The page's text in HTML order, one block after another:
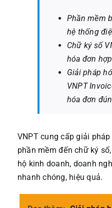
Phần mềm
hệ thống
Chữ ký số
hóa đơn
Giải pháp
VNPT
hóa đơn
VNPT cung cấp giải
phần mềm đến chữ ký
hộ kinh doanh, doanh
nhanh chóng, hiệu quả.